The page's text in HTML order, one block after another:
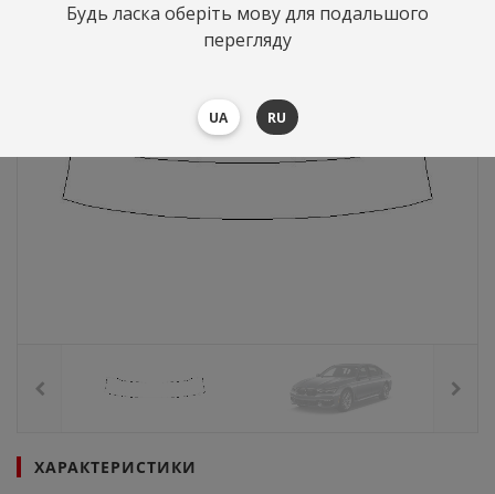
ХАРАКТЕРИСТИКИ
Будь ласка оберіть мову для подальшого
перегляду
UA RU